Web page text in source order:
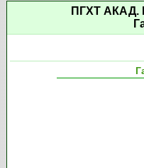
ПГХТ АКАД.